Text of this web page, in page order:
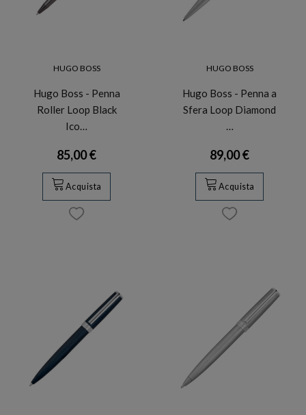
HUGO BOSS
Hugo Boss - Penna
Roller Loop Black
Ico…
85,00 €
Acquista
HUGO BOSS
Hugo Boss - Penna a
Sfera Loop Diamond
…
89,00 €
Acquista